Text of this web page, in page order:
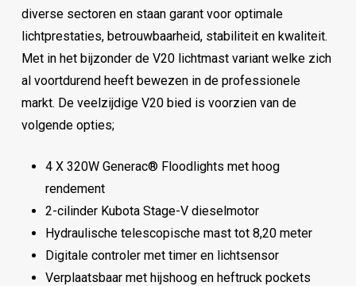
diverse sectoren en staan garant voor optimale
lichtprestaties, betrouwbaarheid, stabiliteit en kwaliteit.
Met in het bijzonder de V20 lichtmast variant welke zich
al voortdurend heeft bewezen in de professionele
markt. De veelzijdige V20 bied is voorzien van de
volgende opties;
4 X 320W Generac® Floodlights met hoog
rendement
2-cilinder Kubota Stage-V dieselmotor
Hydraulische telescopische mast tot 8,20 meter
Digitale controler met timer en lichtsensor
Verplaatsbaar met hijshoog en heftruck pockets